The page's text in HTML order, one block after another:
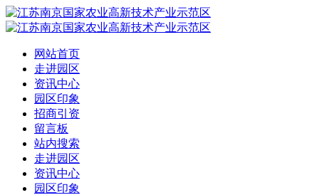
网站首页
走进园区
资讯中心
园区印象
招商引资
留言板
站内搜索
走进园区
资讯中心
园区印象